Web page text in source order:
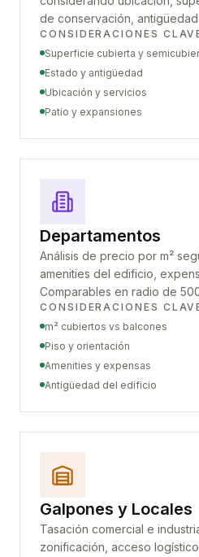
de conservación,
CONSIDERACIONES
Superficie cubierta y
Estado y antigüedad
Ubicación y servicios
Patio y expansiones
Departamentos
Análisis de precio por m²
amenities del edificio,
Comparables en radio de
CONSIDERACIONES
m² cubiertos vs balcones
Piso y orientación
Amenities y expensas
Antigüedad del edificio
Galpones y Locales
Tasación comercial e
zonificación, acceso